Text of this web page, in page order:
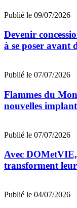
Publié le 09/07/2026
Devenir
à se poser avant
Publié le 07/07/2026
Flammes du
nouvelles
Publié le 07/07/2026
Avec DOMetVIE,
transforment
Publié le 04/07/2026